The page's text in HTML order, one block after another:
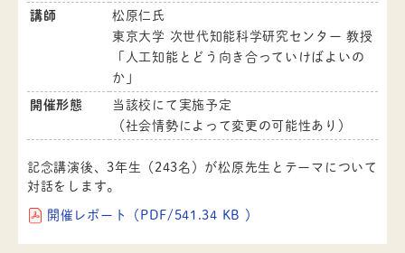
講師
松原仁氏
東京大学 次世代知能科学研究センター 教授
「人工知能とどう向き合っていけばよいの
か」
開催形態
当該校にて実施予定
（社会情勢によって変更の可能性あり）
記念講演後、3年生（243名）が松原先生とテーマについて
対話をします。
開催レポート（PDF/541.34 KB ）